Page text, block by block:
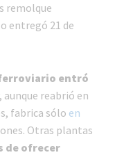
remolque
entregó 21 de
entró
reabrió en
fabrica sólo en
Otras plantas
de ofrecer